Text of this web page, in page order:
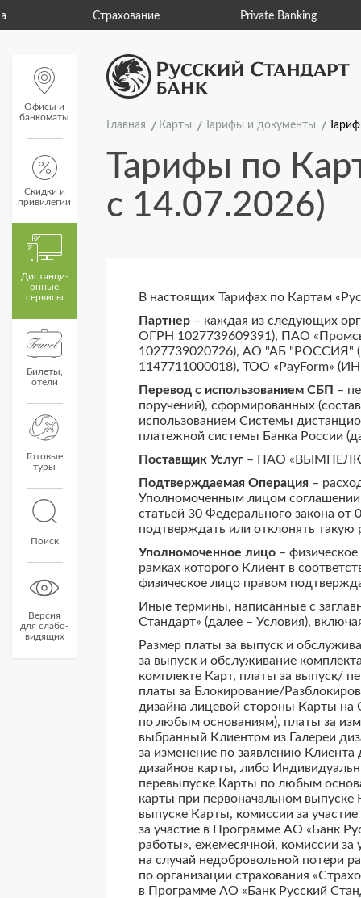
Страхование Private Banking
Офисы и
банкоматы
Скидки и
привилегии
Дистанци­
онные
сервисы
Билеты,
отели
Готовые
туры
Поиск
Версия
для слабо-
видящих
Главная Карты Тарифы и документы
Тарифы по
с 14.07.2026)
В настоящих Тарифах по Картам
Партнер – каждая из следующих
ОГРН 1027739609391), ПАО
1027739020726), АО "АБ "РОССИЯ"
1147711000018), ТОО «PayForm»
Перевод с использованием СБП –
поручений), сформированных
использованием Системы
платежной системы Банка России
Поставщик Услуг – ПАО
Подтверждаемая Операция –
Уполномоченным лицом
статьей 30 Федерального закона
подтверждать или отклонять
Уполномоченное лицо –
рамках которого Клиент в
физическое лицо правом
Иные термины, написанные с
Стандарт» (далее – Условия),
Размер платы за выпуск и
за выпуск и обслуживание
комплекте Карт, платы за выпуск/
платы за Блокирование/
дизайна лицевой стороны Карты на
по любым основаниям), платы за
выбранный Клиентом из Галереи
за изменение по заявлению
дизайнов карты, либо
перевыпуске Карты по любым
карты при первоначальном
выпуске Карты, комиссии за
за участие в Программе АО «Банк
работы», ежемесячной, комиссии за
на случай недобровольной потери
по организации страхования
в Программе АО «Банк Русский